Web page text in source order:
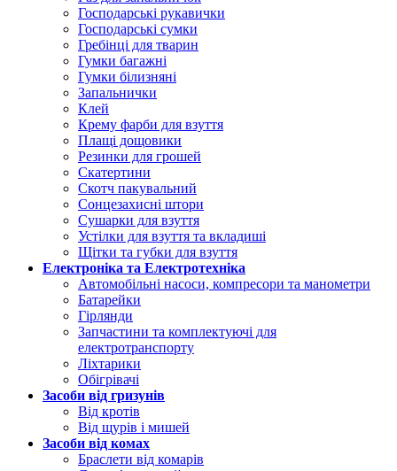
Господарські рукавички
Господарські сумки
Гребінці для тварин
Гумки багажні
Гумки білизняні
Запальнички
Клей
Крему фарби для взуття
Плащі дощовики
Резинки для грошей
Скатертини
Скотч пакувальний
Сонцезахисні штори
Сушарки для взуття
Устілки для взуття та вкладиші
Щітки та губки для взуття
Електроніка та Електротехніка
Автомобільні насоси, компресори та манометри
Батарейки
Гірлянди
Запчастини та комплектуючі для
електротранспорту
Ліхтарики
Обігрівачі
Засоби від гризунів
Від кротів
Від щурів і мишей
Засоби від комах
Браслети від комарів